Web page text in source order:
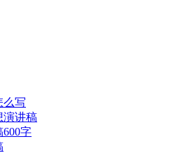
么写
演讲稿
字